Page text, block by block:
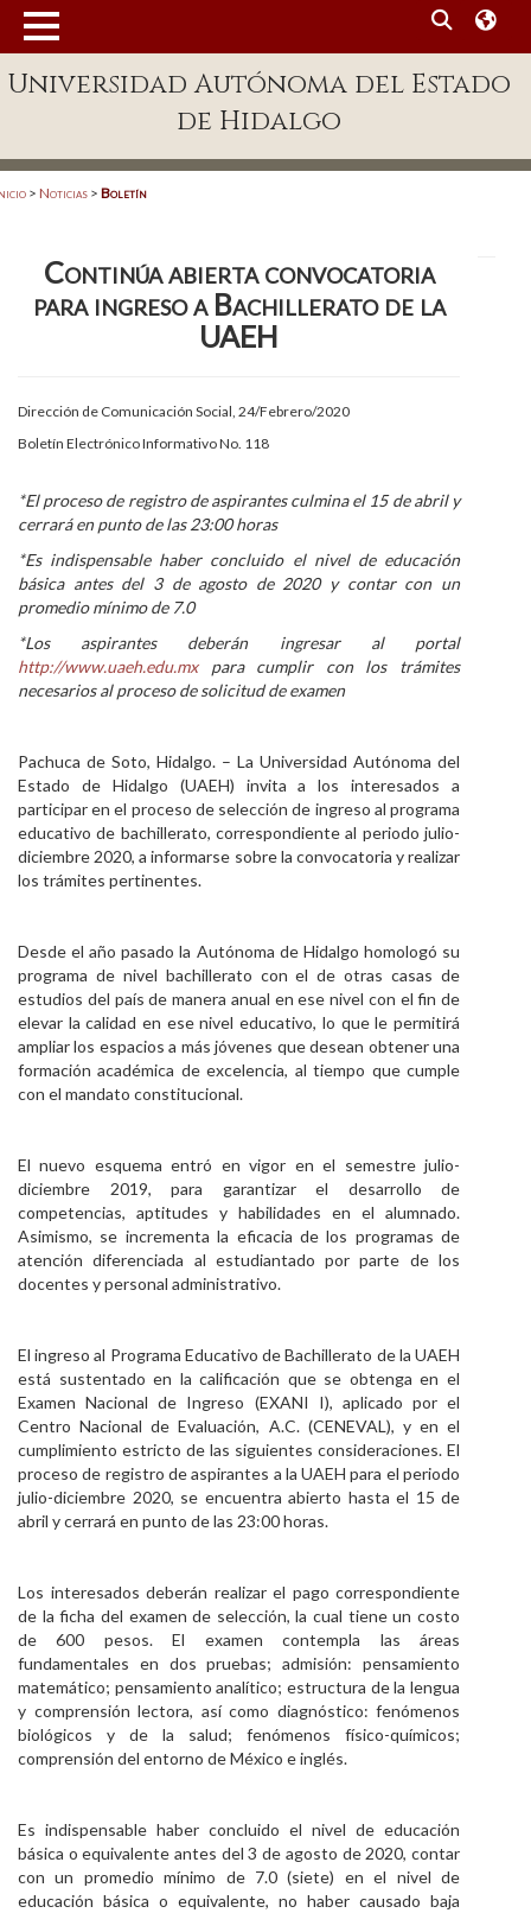
Enlaces
Patronato
Acreditación Internacional
Aspirantes
Personal
Alumni
Visitantes
Universidad Autónoma del Estado
de Hidalgo
> Noticias > Boletín
Continúa abierta convocatoria
para ingreso a Bachillerato de la
UAEH
Dirección de Comunicación Social, 24/Febrero/2020
Boletín Electrónico Informativo No. 118
*El proceso de registro de aspirantes culmina el 15 de abril y
cerrará en punto de las 23:00 horas
*Es indispensable haber concluido el nivel de educación
básica antes del 3 de agosto de 2020 y contar con un
promedio mínimo de 7.0
*Los aspirantes deberán ingresar al portal
http://www.uaeh.edu.mxpara cumplir con los trámites
necesarios al proceso de solicitud de examen
Pachuca de Soto, Hidalgo. – La Universidad Autónoma del
Estado de Hidalgo (UAEH) invita a los interesados a
participar en el proceso de selección de ingreso al programa
educativo de bachillerato, correspondiente al periodo julio-
diciembre 2020, a informarse sobre la convocatoria y realizar
los trámites pertinentes.
Desde el año pasado la Autónoma de Hidalgo homologó su
programa de nivel bachillerato con el de otras casas de
estudios del país de manera anual en ese nivel con el fin de
elevar la calidad en ese nivel educativo, lo que le permitirá
ampliar los espacios a más jóvenes que desean obtener una
formación académica de excelencia, al tiempo que cumple
con el mandato constitucional.
El nuevo esquema entró en vigor en el semestre julio-
diciembre 2019, para garantizar el desarrollo de
competencias, aptitudes y habilidades en el alumnado.
Asimismo, se incrementa la eficacia de los programas de
atención diferenciada al estudiantado por parte de los
docentes y personal administrativo.
El ingreso al Programa Educativo de Bachillerato de la UAEH
está sustentado en la calificación que se obtenga en el
Examen Nacional de Ingreso (EXANI I), aplicado por el
Centro Nacional de Evaluación, A.C. (CENEVAL), y en el
cumplimiento estricto de las siguientes consideraciones. El
proceso de registro de aspirantes a la UAEH para el periodo
julio-diciembre 2020, se encuentra abierto hasta el 15 de
abril y cerrará en punto de las 23:00 horas.
Los interesados deberán realizar el pago correspondiente
de la ficha del examen de selección, la cual tiene un costo
de 600 pesos. El examen contempla las áreas
fundamentales en dos pruebas; admisión: pensamiento
matemático; pensamiento analítico; estructura de la lengua
y comprensión lectora, así como diagnóstico: fenómenos
biológicos y de la salud; fenómenos físico-químicos;
comprensión del entorno de México e inglés.
Es indispensable haber concluido el nivel de educación
básica o equivalente antes del 3 de agosto de 2020, contar
con un promedio mínimo de 7.0 (siete) en el nivel de
educación básica o equivalente, no haber causado baja